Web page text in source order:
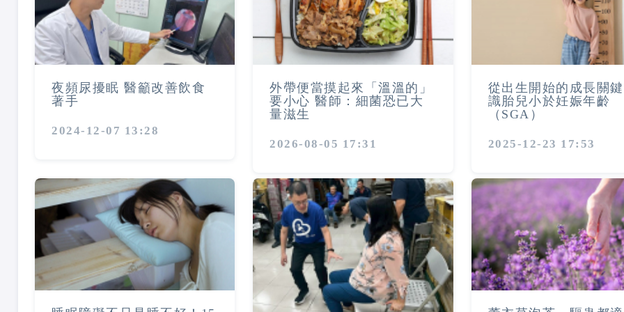
夜頻尿擾眠 醫籲改善飲食
著手
2024-12-07 13:28
外帶便當摸起來「溫溫的」
要小心 醫師：細菌恐已大
量滋生
2026-08-05 17:31
從出生開始的成長關
識胎兒小於妊娠年齡
（SGA）
2025-12-23 17:53